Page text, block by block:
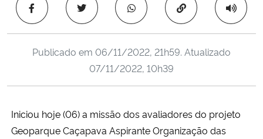
Ministério da Ciência, Tecnologia, Inovações e Comunicações
Ministério do Meio Ambiente
Ministério do Turismo
Ministério do Desenvolvimento Regional
Copiar para área
Publicado em 06/11/2022, 21h59. Atualizado
07/11/2022, 10h39
Iniciou hoje (06) a missão dos avaliadores do projeto
Geoparque Caçapava Aspirante Organização das